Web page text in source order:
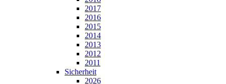
2017
2016
2015
2014
2013
2012
2011
Sicherheit
2026